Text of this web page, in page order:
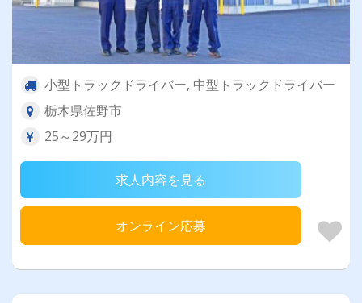
小型トラックドライバー, 中型トラックドライバー
栃木県佐野市
25～29万円
求人内容を見る
オンライン応募